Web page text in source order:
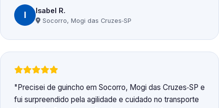
I Isabel R.
Socorro, Mogi das Cruzes‑SP
Precisei de guincho em Socorro, Mogi das Cruzes‑SP e
fui surpreendido pela agilidade e cuidado no transporte